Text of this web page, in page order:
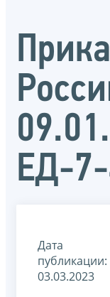
ЕД-
Дата
публикации:
03.03.2023